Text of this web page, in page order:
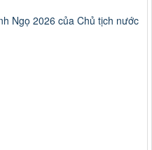
Ngọ 2026 của Chủ tịch nước